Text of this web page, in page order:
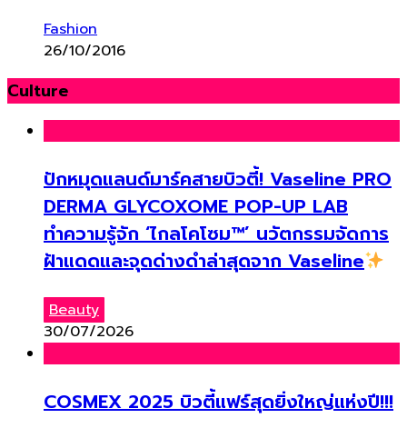
Fashion
26/10/2016
Culture
ปักหมุดแลนด์มาร์คสายบิวตี้! Vaseline PRO
DERMA GLYCOXOME POP-UP LAB
ทำความรู้จัก ‘ไกลโคโซม™’ นวัตกรรมจัดการ
ฝ้าแดดและจุดด่างดำล่าสุดจาก Vaseline
Beauty
30/07/2026
COSMEX 2025 บิวตี้แฟร์สุดยิ่งใหญ่แห่งปี!!!